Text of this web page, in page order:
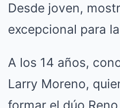
Desde joven,
excepcional para
A los 14 años,
Larry Moreno,
formar el dúo